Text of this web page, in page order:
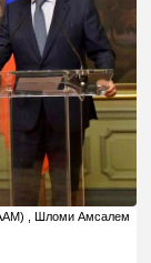
, Шломи Амсалем